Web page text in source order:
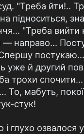
"Треба йти!..
підноситься,
"Треба вийти
— направо...
уже й другий
трохи
То, мабуть,
стук!
глухо озвалося у